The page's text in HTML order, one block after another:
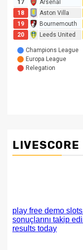
LIVESCORE